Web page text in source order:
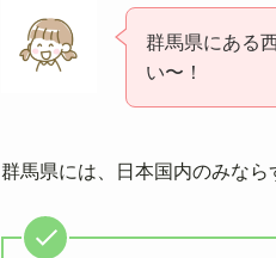
群馬県にある
い〜！
群馬県には、日本国内のみなら